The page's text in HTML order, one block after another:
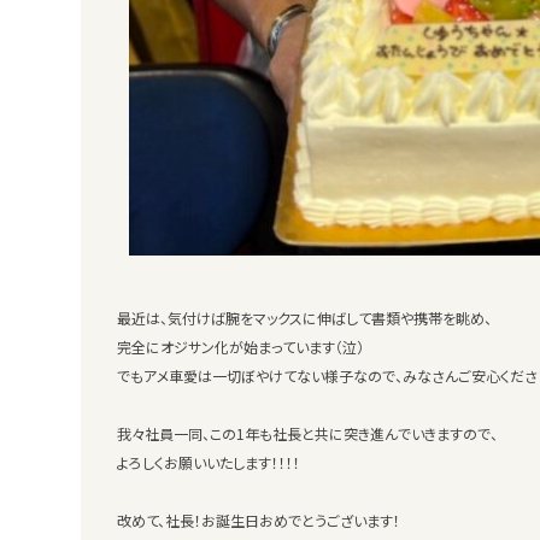
最近は、気付けば腕をマックスに伸ばして書類や携帯を眺め、
完全にオジサン化が始まっています（泣）
でもアメ車愛は一切ぼやけてない様子なので、みなさんご安心ください
我々社員一同、この1年も社長と共に突き進んでいきますので、
よろしくお願いいたします！！！！
改めて、社長！お誕生日おめでとうございます！